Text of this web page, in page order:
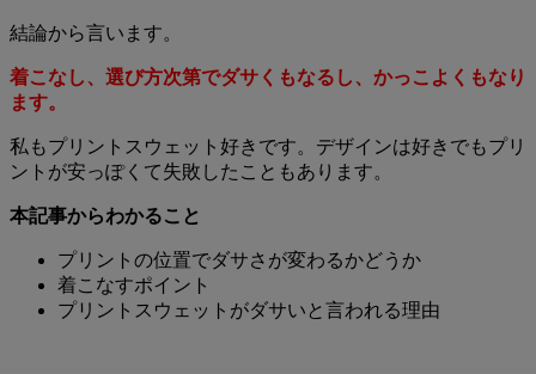
結論から言います。
着こなし、選び方次第でダサくもなるし、かっこよくもなり
ます。
私もプリントスウェット好きです。デザインは好きでもプリ
ントが安っぽくて失敗したこともあります。
本記事からわかること
プリントの位置でダサさが変わるかどうか
着こなすポイント
プリントスウェットがダサいと言われる理由